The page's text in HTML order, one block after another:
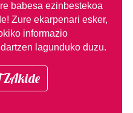
babesa ezinbestekoa
Zure ekarpenari esker,
informazio
lagunduko duzu.